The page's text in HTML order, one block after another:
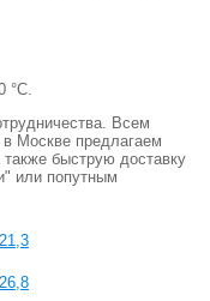
°C.
Всем
Москве предлагаем
быструю доставку
или попутным